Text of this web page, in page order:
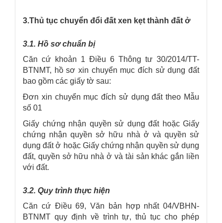
3.Thủ tục chuyển đổi đất xen kẹt thành đất ở
3.1. Hồ sơ chuẩn bị
Căn cứ khoản 1 Điều 6 Thông tư 30/2014/TT-
BTNMT, hồ sơ xin chuyển mục đích sử dụng đất
bao gồm các giấy tờ sau:
Đơn xin chuyển mục đích sử dụng đất theo Mẫu
số 01
Giấy chứng nhận quyền sử dụng đất hoặc Giấy
chứng nhận quyền sở hữu nhà ở và quyền sử
dụng đất ở hoặc Giấy chứng nhận quyền sử dụng
đất, quyền sở hữu nhà ở và tài sản khác gắn liền
với đất.
3.2. Quy trình thực hiện
Căn cứ Điều 69, Văn bản hợp nhất 04/VBHN-
BTNMT quy định về trình tự, thủ tục cho phép